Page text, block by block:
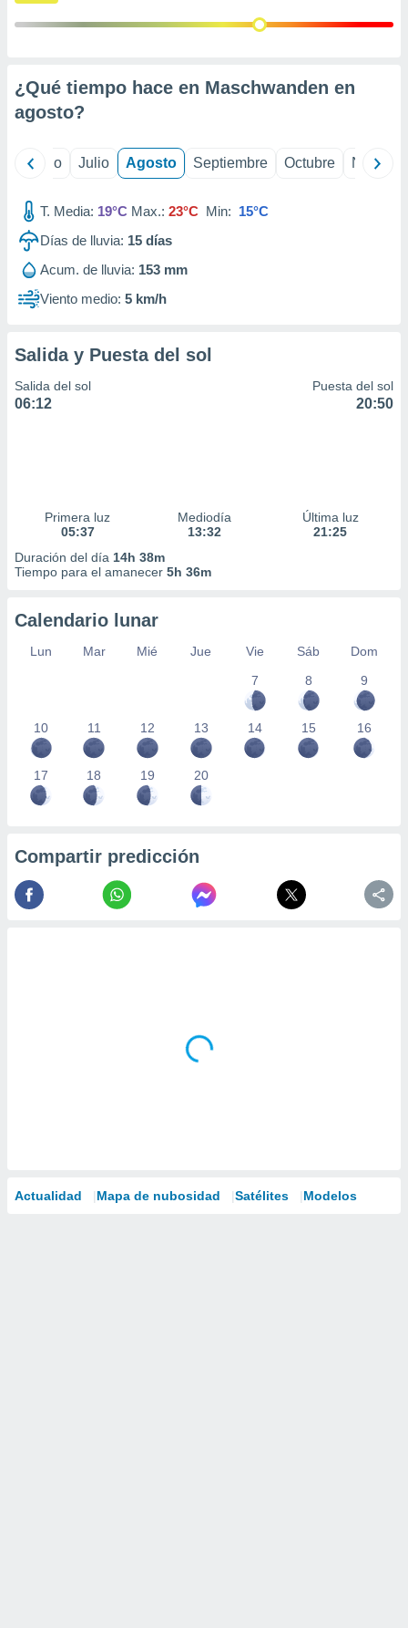
mediante
publicidad
publicidad
1199
¿Qué tiempo hace en Maschwanden en
agosto?
Junio Julio Agosto Septiembre Octubre
T. Media: 19°C Max.: 23°C Min: 15°C
Días de lluvia: 15 días
Acum. de lluvia: 153 mm
Viento medio: 5 km/h
Salida y Puesta del sol
Salida del sol
06:12
Puesta del sol
20:50
Primera luz
05:37
Mediodía
13:32
Última luz
21:25
Duración del día 14h 38m
Tiempo para el amanecer 5h 36m
Calendario lunar
Lun Mar Mié Jue Vie Sáb
Dom
7
8 9
10 11 12 13 14 15 16
17 18 19 20
Compartir predicción
Actualidad Mapa de nubosidad Satélites Modelos